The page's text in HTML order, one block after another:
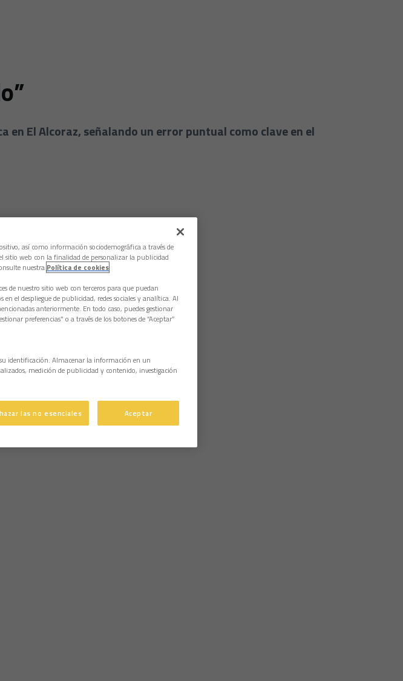
en El Alcoraz, señalando un error puntual como clave en el
así como información sociodemográfica a través de
sitio web con la finalidad de personalizar la publicidad
nuestra Política de cookies
de nuestro sitio web con terceros para que puedan
el despliegue de publicidad, redes sociales y analítica. Al
anteriormente. En todo caso, puedes gestionar
preferencias" o a través de los botones de “Aceptar”
identificación. Almacenar la información en un
medición de publicidad y contenido, investigación
las no esenciales Aceptar